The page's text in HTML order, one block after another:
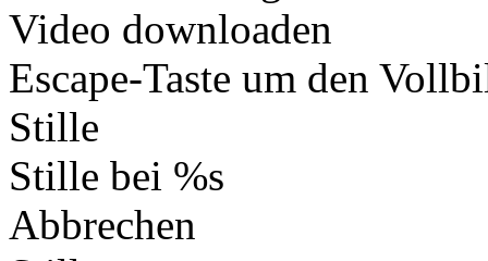
Video downloaden
Escape-Taste um den
Stille
Stille bei %s
Abbrechen